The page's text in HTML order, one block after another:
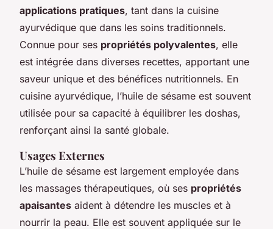
applications pratiques, tant dans la cuisine
ayurvédique que dans les soins traditionnels.
Connue pour ses propriétés polyvalentes, elle
est intégrée dans diverses recettes, apportant une
saveur unique et des bénéfices nutritionnels. En
cuisine ayurvédique, l’huile de sésame est souvent
utilisée pour sa capacité à équilibrer les doshas,
renforçant ainsi la santé globale.
Usages Externes
L’huile de sésame est largement employée dans
les massages thérapeutiques, où ses propriétés
apaisantes aident à détendre les muscles et à
nourrir la peau. Elle est souvent appliquée sur le